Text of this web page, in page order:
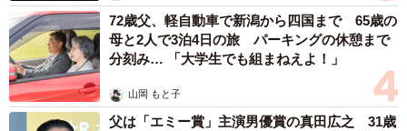
72歳父、軽自動車で新潟から四国まで 65歳の
母と2人で3泊4日の旅 パーキングの休憩まで
分刻み… 「大学生でも組まねえよ！」
山岡 もと子
父は「エミー賞」主演男優賞の真田広之 31歳